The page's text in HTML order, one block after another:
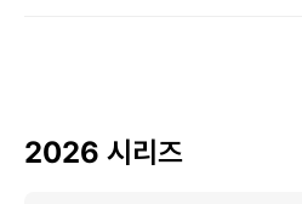
2026 시리즈